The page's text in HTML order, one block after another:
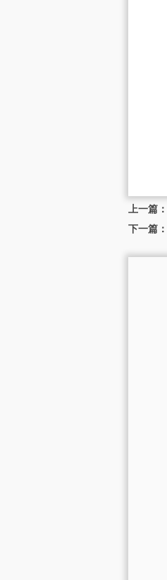
上一篇：
下一篇：